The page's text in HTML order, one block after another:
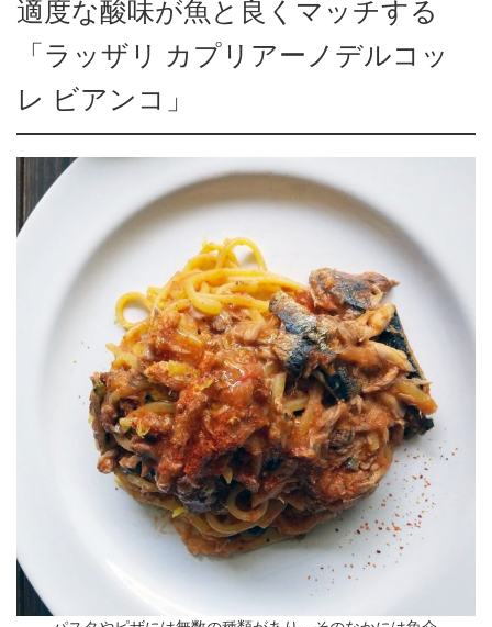
適度な酸味が魚と良くマッチする
「ラッザリ カプリアーノデルコッ
レ ビアンコ」